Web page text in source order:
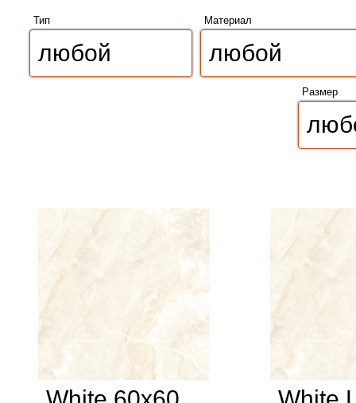
Тип Материал
Размер